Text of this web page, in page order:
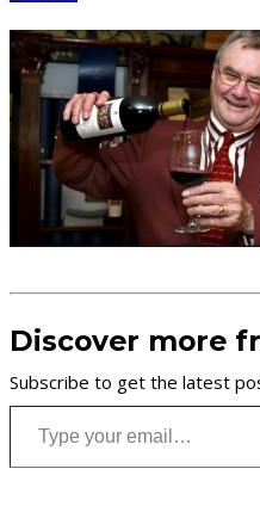
Discover more
Subscribe to get the latest
Type your email…